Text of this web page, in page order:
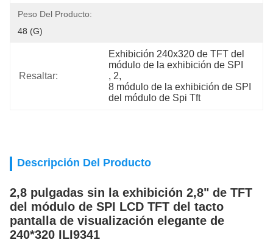
Peso Del Producto:
48 (g)
Resaltar:
Exhibición 240x320 de TFT del
módulo de la exhibición de SPI
, 2,
8 módulo de la exhibición de SPI
del módulo de Spi Tft
Descripción Del Producto
2,8 pulgadas sin la exhibición 2,8" de TFT
del módulo de SPI LCD TFT del tacto
pantalla de visualización elegante de
240*320 ILI9341